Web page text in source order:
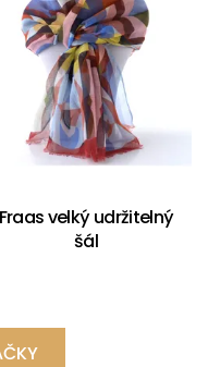
Fraas velký udržitelný
šál